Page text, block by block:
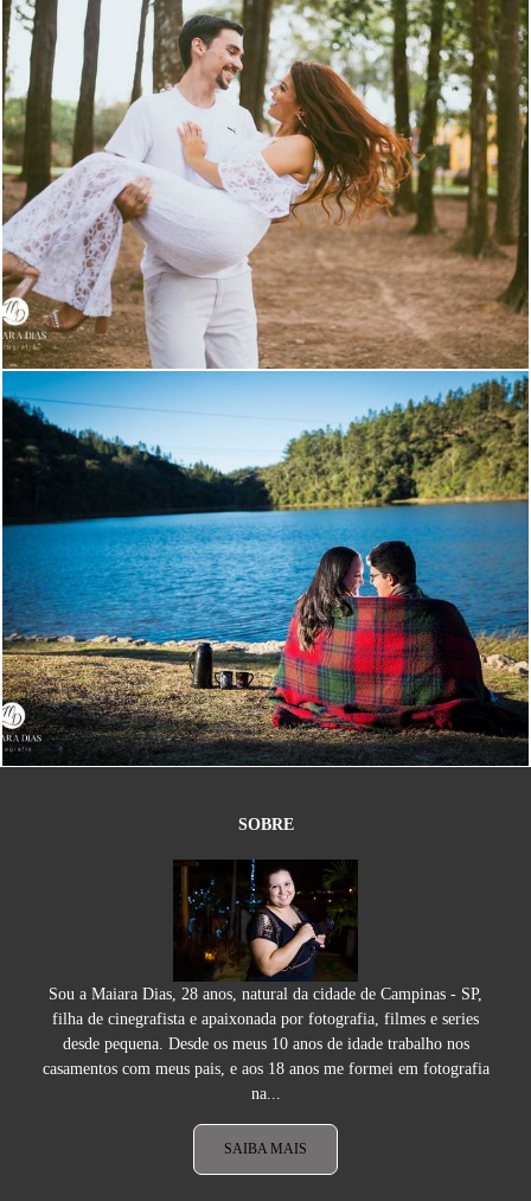
2708 15
6158 89
SOBRE
Sou a Maiara Dias, 28 anos, natural da cidade de Campinas - SP,
filha de cinegrafista e apaixonada por fotografia, filmes e series
desde pequena. Desde os meus 10 anos de idade trabalho nos
casamentos com meus pais, e aos 18 anos me formei em fotografia
na...
SAIBA MAIS